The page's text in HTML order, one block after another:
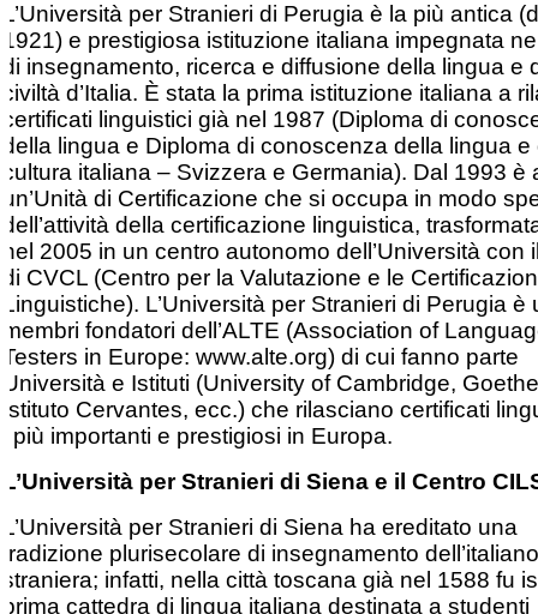
L’Università per Stranieri di Perugia è la più antica
1921) e prestigiosa istituzione italiana impegnata
di insegnamento, ricerca e diffusione della lingua e
civiltà d’Italia. È stata la prima istituzione italiana a
certificati linguistici già nel 1987 (Diploma di
della lingua e Diploma di conoscenza della lingua e
cultura italiana – Svizzera e Germania). Dal 1993 è
un’Unità di Certificazione che si occupa in modo
dell’attività della certificazione linguistica,
nel 2005 in un centro autonomo dell’Università con
di CVCL (Centro per la Valutazione e le
Linguistiche). L’Università per Stranieri di Perugia è
membri fondatori dell’ALTE (Association of
Testers in Europe: www.alte.org) di cui fanno parte
Università e Istituti (University of Cambridge,
Istituto Cervantes, ecc.) che rilasciano certificati
i più importanti e prestigiosi in Europa.
L’Università per Stranieri di Siena e il Centro
L’Università per Stranieri di Siena ha ereditato una
tradizione plurisecolare di insegnamento
straniera; infatti, nella città toscana già nel 1588 fu
prima cattedra di lingua italiana destinata a studenti